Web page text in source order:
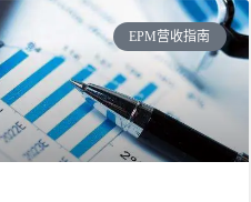
EPM营收指南